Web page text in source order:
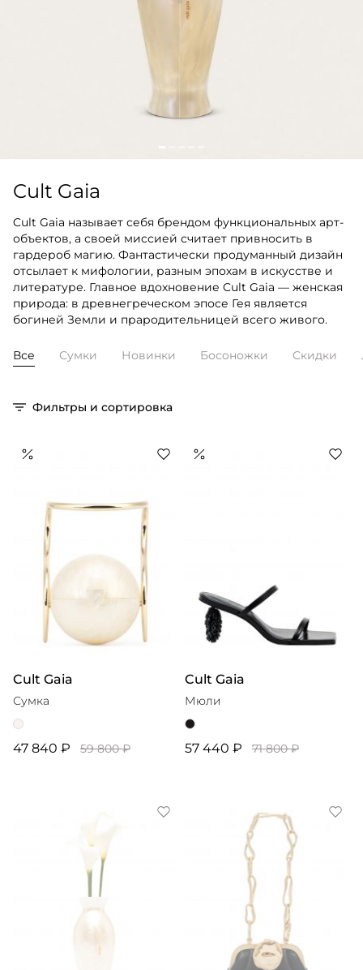
Cult Gaia
Cult Gaia называет себя брендом функциональных арт-
объектов, а своей миссией считает привносить в
гардероб магию. Фантастически продуманный дизайн
отсылает к мифологии, разным эпохам в искусстве и
литературе. Главное вдохновение Cult Gaia — женская
природа: в древнегреческом эпосе Гея является
богиней Земли и прародительницей всего живого.
Все Сумки Новинки Босоножки Скидки
Фильтры и сортировка
Cult Gaia
Сумка
47 840 ₽ 59 800 ₽
Cult Gaia
Мюли
57 440 ₽ 71 800 ₽